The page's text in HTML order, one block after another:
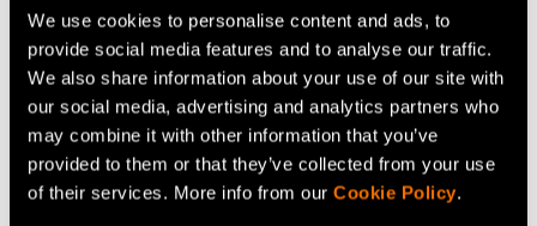
We use cookies to personalise content and ads, to
provide social media features and to analyse our traffic.
We also share information about your use of our site with
our social media, advertising and analytics partners who
may combine it with other information that you’ve
provided to them or that they’ve collected from your use
of their services. More info from our Cookie Policy.
Kasvibiotekniikka